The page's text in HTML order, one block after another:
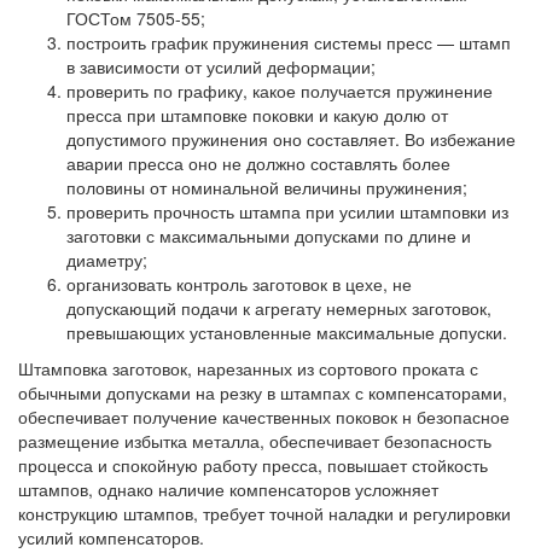
ГОСТом 7505-55;
построить график пружинения системы пресс — штамп
в зависимости от усилий деформации;
проверить по графику, какое получается пружинение
пресса при штамповке поковки и какую долю от
допустимого пружинения оно составляет. Во избежание
аварии пресса оно не должно составлять более
половины от номинальной величины пружинения;
проверить прочность штампа при усилии штамповки из
заготовки с максимальными допусками по длине и
диаметру;
организовать контроль заготовок в цехе, не
допускающий подачи к агрегату немерных заготовок,
превышающих установленные максимальные допуски.
Штамповка заготовок, нарезанных из сортового проката с
обычными допусками на резку в штампах с компенсаторами,
обеспечивает получение качественных поковок н безопасное
размещение избытка металла, обеспечивает безопасность
процесса и спокойную работу пресса, повышает стойкость
штампов, однако наличие компенсаторов усложняет
конструкцию штампов, требует точной наладки и регулировки
усилий компенсаторов.